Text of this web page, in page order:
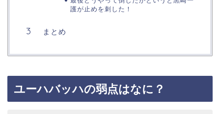
護が止めを刺した！
まとめ
ユーハバッハの弱点はなに？